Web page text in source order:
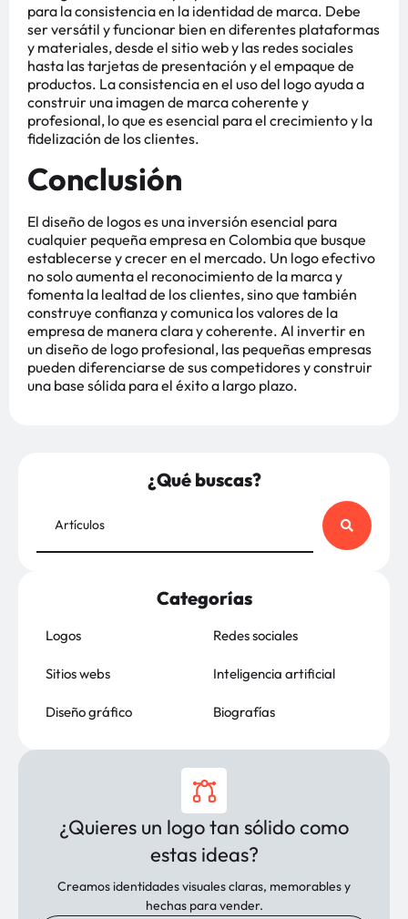
para la consistencia en la identidad de marca. Debe
ser versátil y funcionar bien en diferentes plataformas
y materiales, desde el sitio web y las redes sociales
hasta las tarjetas de presentación y el empaque de
productos. La consistencia en el uso del logo ayuda a
construir una imagen de marca coherente y
profesional, lo que es esencial para el crecimiento y la
fidelización de los clientes​​​​.
Conclusión
El diseño de logos es una inversión esencial para
cualquier pequeña empresa en Colombia que busque
establecerse y crecer en el mercado. Un logo efectivo
no solo aumenta el reconocimiento de la marca y
fomenta la lealtad de los clientes, sino que también
construye confianza y comunica los valores de la
empresa de manera clara y coherente. Al invertir en
un diseño de logo profesional, las pequeñas empresas
pueden diferenciarse de sus competidores y construir
una base sólida para el éxito a largo plazo.
¿Qué buscas?
Categorías
Logos
Sitios webs
Diseño gráfico
Redes sociales
Inteligencia artificial
Biografías
¿Quieres un logo tan sólido como
estas ideas?
Creamos identidades visuales claras, memorables y
hechas para vender.